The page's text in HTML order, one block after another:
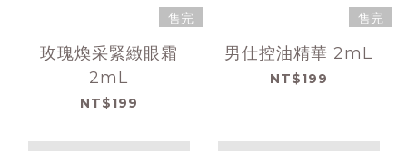
售完
玫瑰煥采緊緻眼霜
2mL
NT$199
售完
男仕控油精華 2mL
NT$199